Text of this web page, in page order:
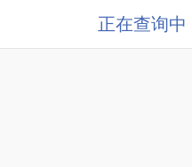
正在查询中